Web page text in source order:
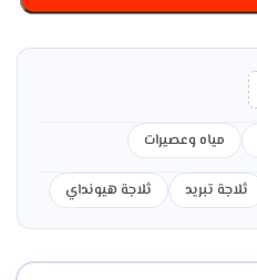
مياه وعصيرات
ثلاجة تبريد ثلاجة هيونداي